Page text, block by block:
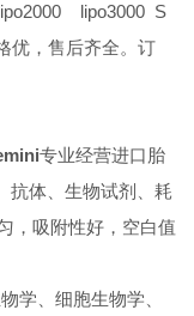
lipo3000 S
优，售后齐全。订
专业经营进口胎
抗体、生物试剂、耗
，吸附性好，空白值
学、细胞生物学、